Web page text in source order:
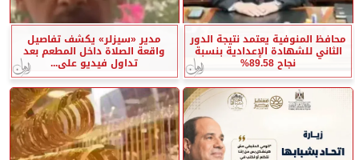
محافظ المنوفية يعتمد نتيجة الدور
الثاني للشهادة الإعدادية بنسبة
نجاح 89.58%
مدير «سيزلر» يكشف تفاصيل
واقعة الصلاة داخل المطعم بعد
تداول فيديو على...